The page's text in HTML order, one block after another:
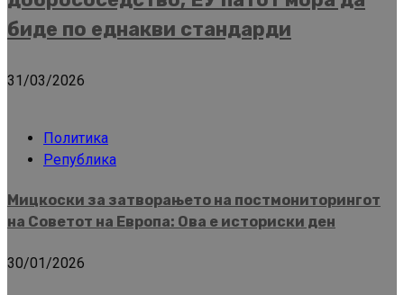
биде по еднакви стандарди
31/03/2026
Политика
Република
Мицкоски за затворањето на постмониторингот
на Советот на Европа: Ова е историски ден
30/01/2026